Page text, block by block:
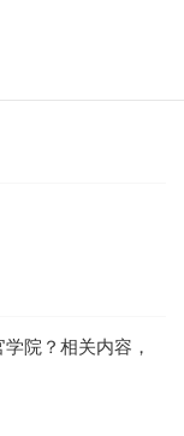
院？相关内容，